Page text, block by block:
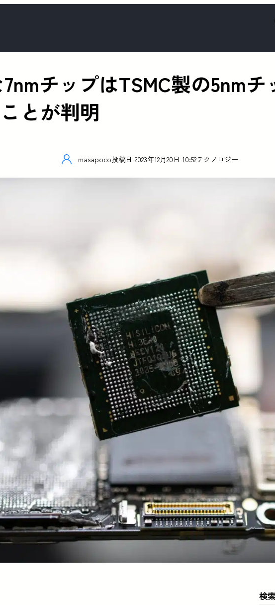
チップはTSMC製の5nm
とが判明
masapoco投稿日 2023年12月20日 10:52テクノロジー
検索